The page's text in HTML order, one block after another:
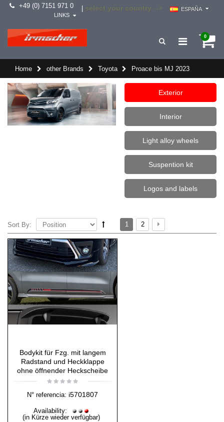
+49 (0) 7151 971 0 select your country -->
ESPAÑA
LINKS
0
Home other Brands Toyota Proace bis MJ 2023
Exterior
Interior
Light alloy wheels
Suspention kit
Logos and labels
Sort By: 1 2
Bodykit für Fzg. mit langem
Radstand und Heckklappe
ohne öffnender Heckscheibe
N° referencia: i5701807
Availability:
(in Kürze wieder verfügbar)